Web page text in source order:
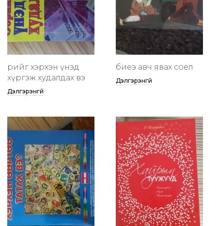
өөрийгөө хэрхэн үнэд
хүргэж худалдах вэ
Дэлгэрэнгүй
биеэ авч явах соёл
Дэлгэрэнгүй